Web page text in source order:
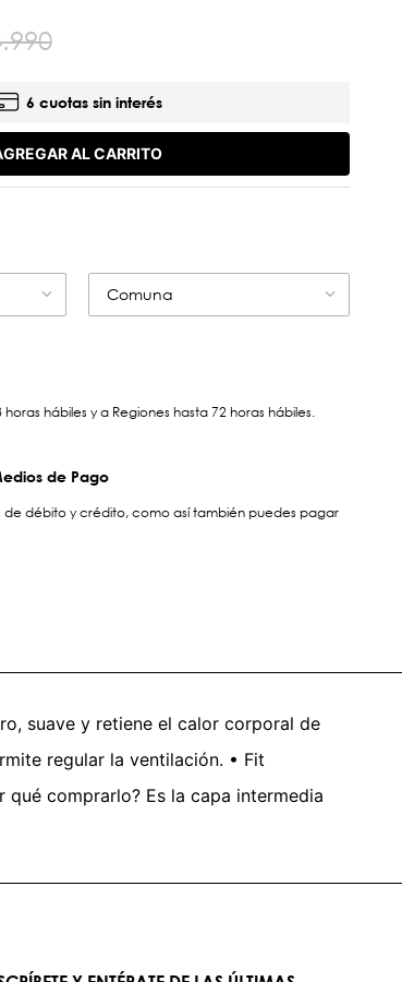
.990
6 cuotas sin interés
AL CARRITO
Comuna
hábiles y a Regiones hasta 72 horas hábiles.
de Pago
débito y crédito, como así también puedes pagar
suave y retiene el calor corporal de
regular la ventilación. • Fit
comprarlo? Es la capa intermedia